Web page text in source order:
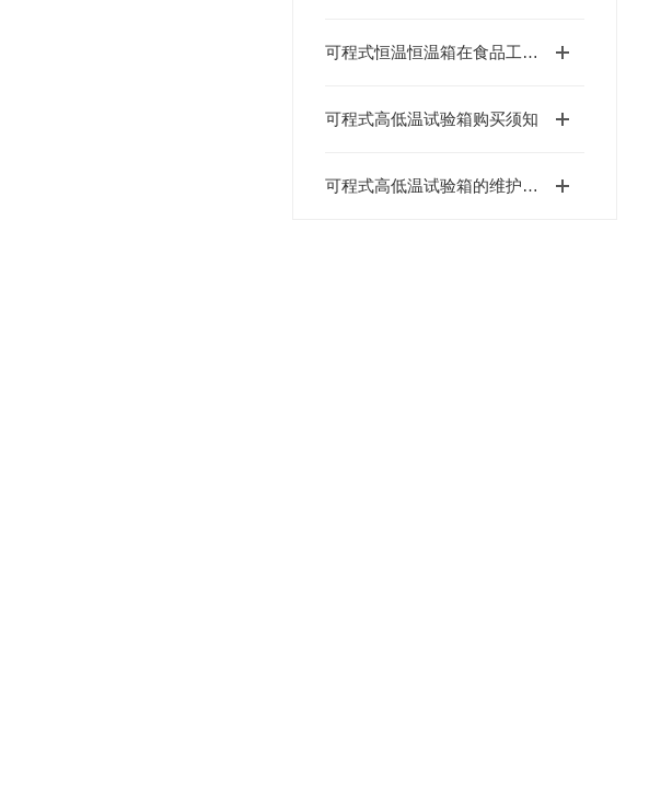
可程式恒温恒温箱在食品工业中的应用及其对食品安全的影响
可程式高低温试验箱购买须知
可程式高低温试验箱的维护及清洗方法